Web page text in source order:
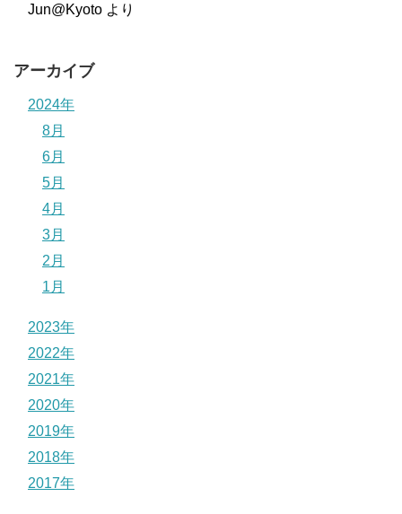
Jun@Kyoto より
アーカイブ
2024年
8月
6月
5月
4月
3月
2月
1月
2023年
2022年
2021年
2020年
2019年
2018年
2017年